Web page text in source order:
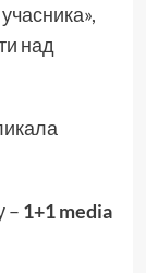
над
– 1+1 media